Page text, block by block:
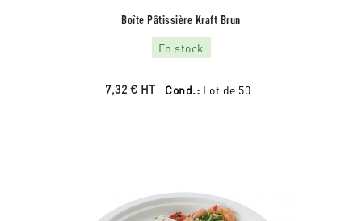
Boîte Pâtissière Kraft Brun
En stock
7,32 € HT Cond.: Lot de 50